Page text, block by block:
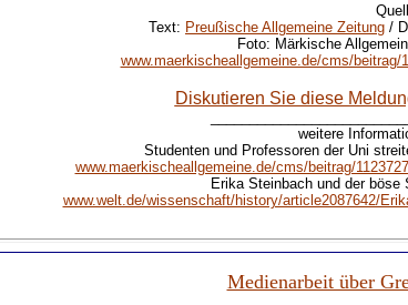
Text: Preußische Allgemeine Zeitung /
Foto: Märkische
www.maerkischeallgemeine.de/cms/beitrag/
Diskutieren Sie diese
weitere
Studenten und Professoren der Uni
www.maerkischeallgemeine.de/cms/beitrag/
Erika Steinbach und der böse
www.welt.de/wissenschaft/history/article2087642/
Medienarbeit über